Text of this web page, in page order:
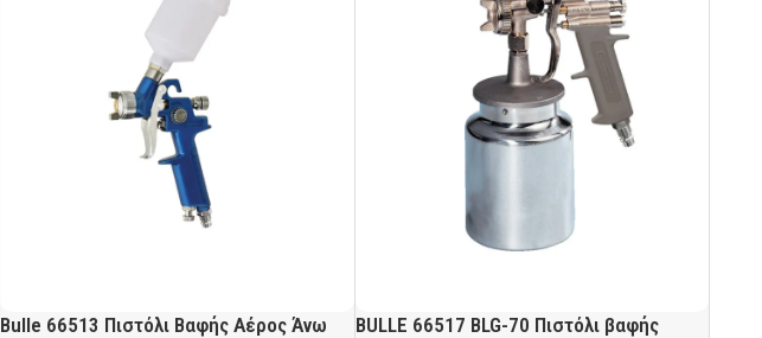
Bulle 66513 Πιστόλι Βαφής Αέρος Άνω
BULLE 66517 BLG-70 Πιστόλι βαφής